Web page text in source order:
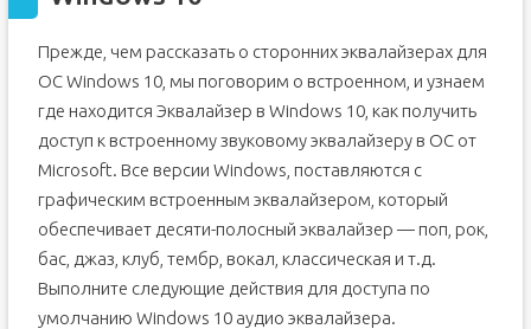
Прежде, чем рассказать о сторонних эквалайзерах для
ОС Windows 10, мы поговорим о встроенном, и узнаем
где находится Эквалайзер в Windows 10, как получить
доступ к встроенному звуковому эквалайзеру в ОС от
Microsoft. Все версии Windows, поставляются с
графическим встроенным эквалайзером, который
обеспечивает десяти-полосный эквалайзер — поп, рок,
бас, джаз, клуб, тембр, вокал, классическая и т.д.
Выполните следующие действия для доступа по
умолчанию Windows 10 аудио эквалайзера.